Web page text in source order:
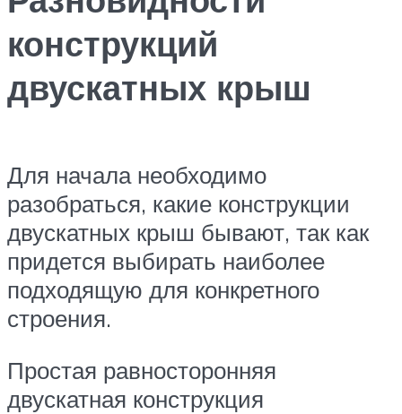
конструкций
двускатных крыш
Для начала необходимо
разобраться, какие конструкции
двускатных крыш бывают, так как
придется выбирать наиболее
подходящую для конкретного
строения.
Простая равносторонняя
двускатная конструкция